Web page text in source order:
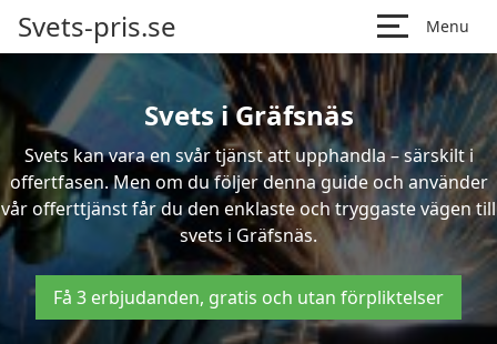
Svets-pris.se Menu
Svets i Gräfsnäs
Svets kan vara en svår tjänst att upphandla – särskilt i
offertfasen. Men om du följer denna guide och använder
vår offerttjänst får du den enklaste och tryggaste vägen till
svets i Gräfsnäs.
Få 3 erbjudanden, gratis och utan förpliktelser